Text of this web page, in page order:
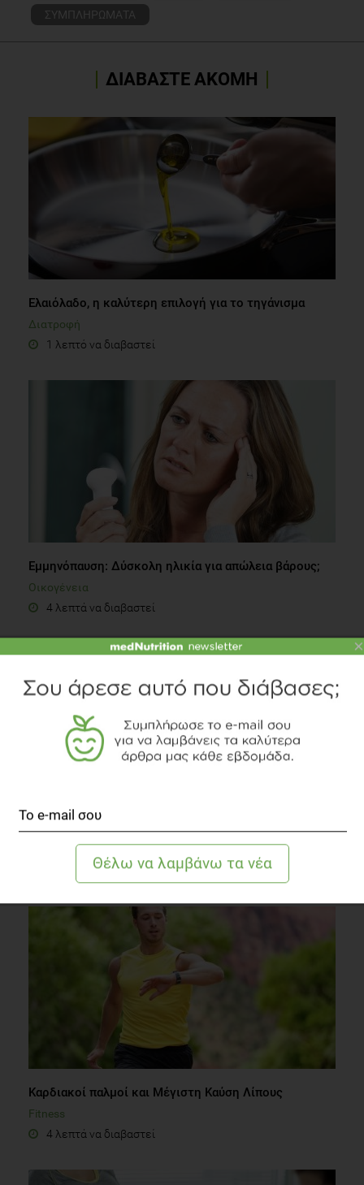
ΣΥΜΠΛΗΡΩΜΑΤΑ
ΔΙΑΒΑΣΤΕ ΑΚΟΜΗ
Ελαιόλαδο, η καλύτερη επιλογή για το τηγάνισμα
Διατροφή
1 λεπτό να διαβαστεί
Εμμηνόπαυση: Δύσκολη ηλικία για απώλεια βάρους;
Οικογένεια
4 λεπτά να διαβαστεί
Δωρεάν έλεγχος για τα αφροδίσια νοσήματα
Άλλες Παθήσεις
1 λεπτό να διαβαστεί
Καρδιακοί παλμοί και Μέγιστη Kαύση Λίπους
Fitness
4 λεπτά να διαβαστεί
×